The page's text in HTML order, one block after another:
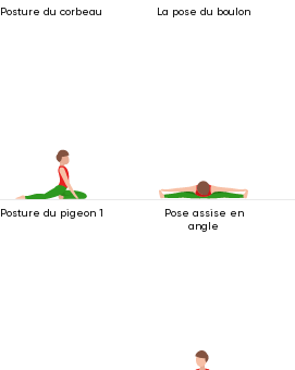
Posture du corbeau La pose du boulon
Posture du pigeon 1
Pose assise en
angle